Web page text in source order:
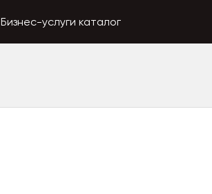
Бизнес-услуги каталог